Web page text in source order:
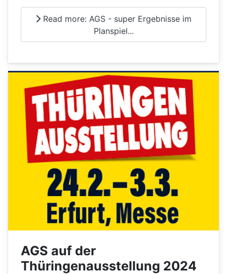
Read more: AGS - super Ergebnisse im
Planspiel...
AGS auf der
Thüringenausstellung 2024